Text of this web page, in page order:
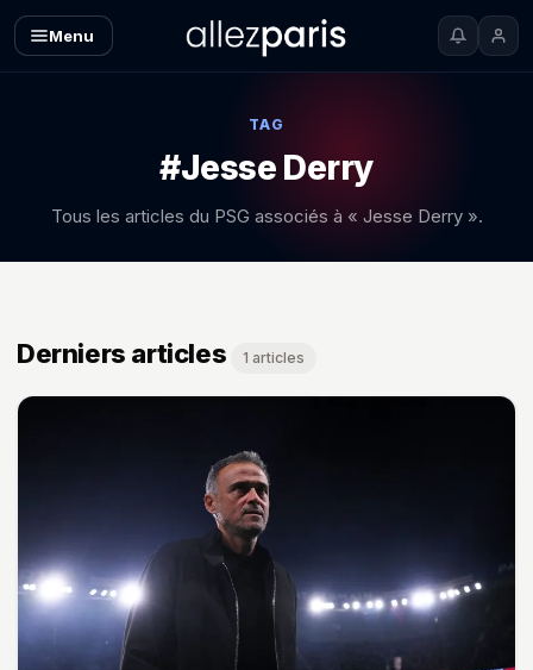
Menu
TAG
#Jesse Derry
Tous les articles du PSG associés à « Jesse Derry ».
Derniers articles 1 articles